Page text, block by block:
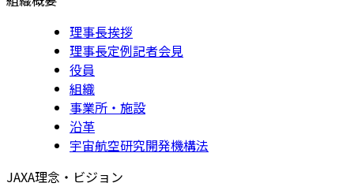
理事長挨拶
理事長定例記者会見
役員
組織
事業所・施設
沿革
宇宙航空研究開発機構法
JAXA理念・ビジョン